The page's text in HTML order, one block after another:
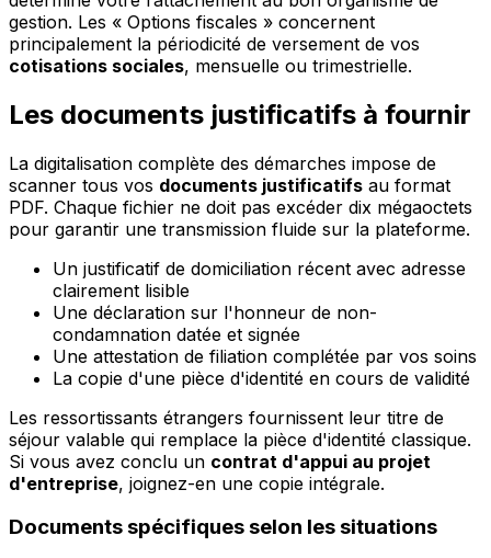
gestion. Les « Options fiscales » concernent
principalement la périodicité de versement de vos
cotisations sociales, mensuelle ou trimestrielle.
Les documents justificatifs à fournir
La digitalisation complète des démarches impose de
scanner tous vos documents justificatifs au format
PDF. Chaque fichier ne doit pas excéder dix mégaoctets
pour garantir une transmission fluide sur la plateforme.
Un justificatif de domiciliation récent avec adresse
clairement lisible
Une déclaration sur l'honneur de non-
condamnation datée et signée
Une attestation de filiation complétée par vos soins
La copie d'une pièce d'identité en cours de validité
Les ressortissants étrangers fournissent leur titre de
séjour valable qui remplace la pièce d'identité classique.
Si vous avez conclu un contrat d'appui au projet
d'entreprise, joignez-en une copie intégrale.
Documents spécifiques selon les situations